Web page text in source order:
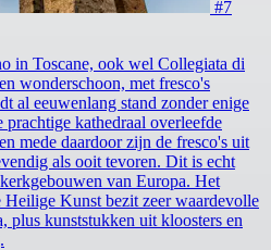
#7
in Toscane, ook wel Collegiata di
wonderschoon, met fresco's
al eeuwenlang stand zonder enige
prachtige kathedraal overleefde
mede daardoor zijn de fresco's uit
als ooit tevoren. Dit is echt
van Europa. Het
Heilige Kunst bezit zeer waardevolle
plus kunststukken uit kloosters en